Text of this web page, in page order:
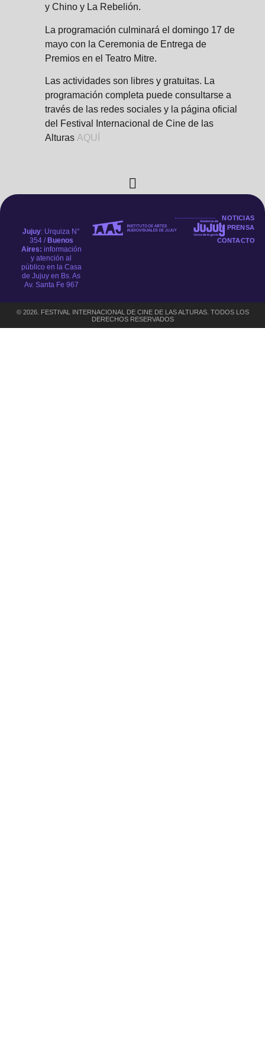
y Chino y La Rebelión.
La programación culminará el domingo 17 de
mayo con la Ceremonia de Entrega de
Premios en el Teatro Mitre.
Las actividades son libres y gratuitas. La
programación completa puede consultarse a
través de las redes sociales y la página oficial
del Festival Internacional de Cine de las
Alturas AQUÍ
Jujuy: Urquiza N°
354 /Buenos
Aires: información
y atención al
público en la Casa
de Jujuy en Bs. As
Av. Santa Fe 967
NOTICIAS
Y PRENSA
CONTACTO
© 2026. FESTIVAL INTERNACIONAL DE CINE DE LAS ALTURAS. TODOS LOS
DERECHOS RESERVADOS